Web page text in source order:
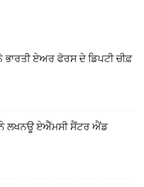
ਏਅਰ ਫੋਰਸ ਦੇ ਡਿਪਟੀ ਚੀਫ਼
ਲਖਨਊ ਏਐੱਮਸੀ ਸੈਂਟਰ ਐਂਡ